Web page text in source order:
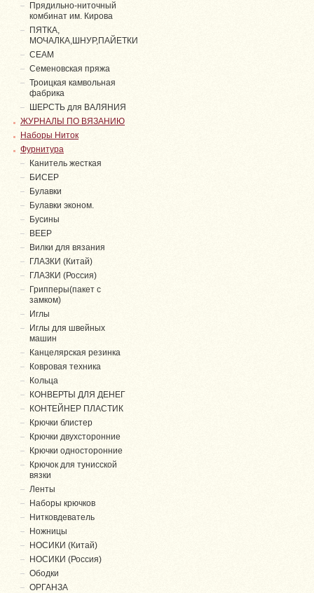
Прядильно-ниточный
комбинат им. Кирова
ПЯТКА,
МОЧАЛКА,ШНУР,ПАЙЕТКИ
СЕАМ
Семеновская пряжа
Троицкая камвольная
фабрика
ШЕРСТЬ для ВАЛЯНИЯ
ЖУРНАЛЫ ПО ВЯЗАНИЮ
Наборы Ниток
Фурнитура
Канитель жесткая
БИСЕР
Булавки
Булавки эконом.
Бусины
ВЕЕР
Вилки для вязания
ГЛАЗКИ (Китай)
ГЛАЗКИ (Россия)
Грипперы(пакет с
замком)
Иглы
Иглы для швейных
машин
Канцелярская резинка
Ковровая техника
Кольца
КОНВЕРТЫ ДЛЯ ДЕНЕГ
КОНТЕЙНЕР ПЛАСТИК
Крючки блистер
Крючки двухсторонние
Крючки односторонние
Крючок для тунисской
вязки
Ленты
Наборы крючков
Нитковдеватель
Ножницы
НОСИКИ (Китай)
НОСИКИ (Россия)
Ободки
ОРГАНЗА